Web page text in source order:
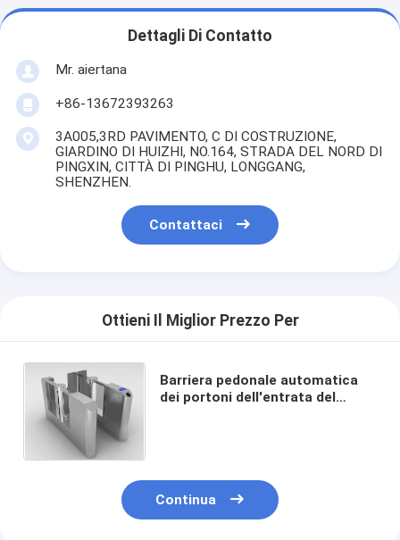
Dettagli Di Contatto
Mr. aiertana
+86-13672393263
3A005,3RD PAVIMENTO, C DI COSTRUZIONE,
GIARDINO DI HUIZHI, NO.164, STRADA DEL NORD DI
PINGXIN, CITTÀ DI PINGHU, LONGGANG,
SHENZHEN.
Contattaci
Ottieni Il Miglior Prezzo Per
Barriera pedonale automatica
dei portoni dell'entrata del
Continua